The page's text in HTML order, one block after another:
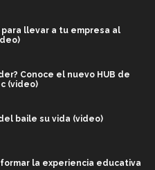
para llevar a tu empresa al
Conoce el nuevo HUB de
(video)
baile su vida (video)
la experiencia educativa